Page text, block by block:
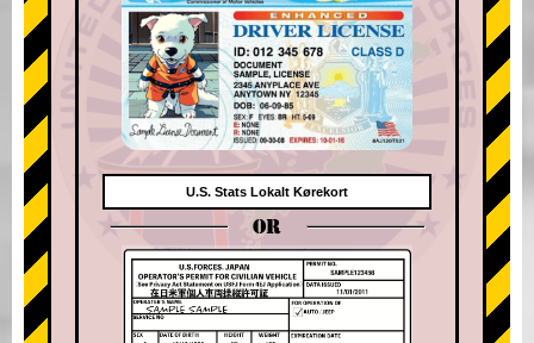
U.S. Stats Lokalt Kørekort
OR